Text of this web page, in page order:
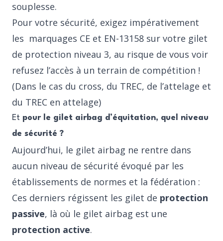
souplesse.
Pour votre sécurité, exigez impérativement
les marquages CE et EN-13158 sur votre gilet
de protection niveau 3, au risque de vous voir
refusez l’accès à un terrain de compétition !
(Dans le cas du cross, du TREC, de l’attelage et
du TREC en attelage)
Et pour le gilet airbag d’équitation, quel niveau
de sécurité ?
Aujourd’hui, le gilet airbag ne rentre dans
aucun niveau de sécurité évoqué par les
établissements de normes et la fédération :
Ces derniers régissent les gilet de protection
passive, là où le gilet airbag est une
protection active.